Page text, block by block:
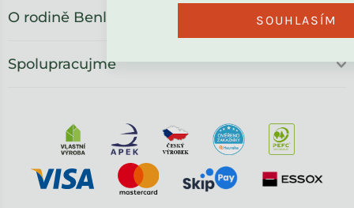
SOUHLASÍM
O rodině Benlemi
Spolupracujme